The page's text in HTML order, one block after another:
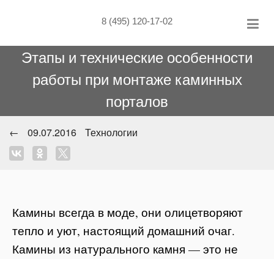
8 (495) 120-17-02
Этапы и технические особенности
работы при монтаже каминных
порталов
← 09.07.2016 Технологии
Камины всегда в моде, они олицетворяют
тепло и уют, настоящий домашний очаг.
Камины из натурального камня — это не